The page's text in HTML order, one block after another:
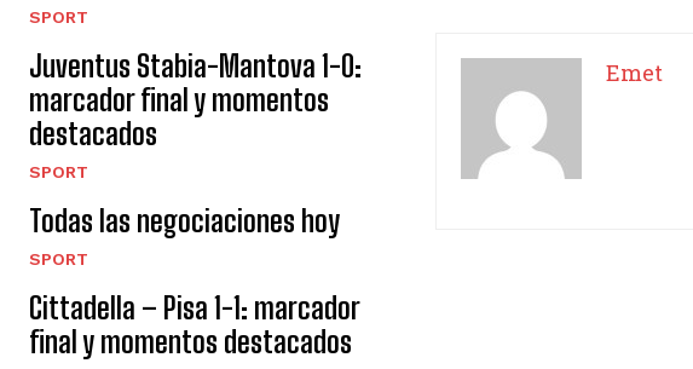
SPORT
Juventus Stabia-Mantova 1-0:
marcador final y momentos
destacados
SPORT
Todas las negociaciones hoy
SPORT
Cittadella – Pisa 1-1: marcador
final y momentos destacados
Emet